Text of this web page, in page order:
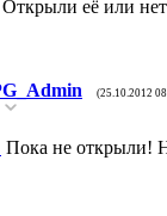
Открыли её или
(25.10.2012
Пока не открыли!